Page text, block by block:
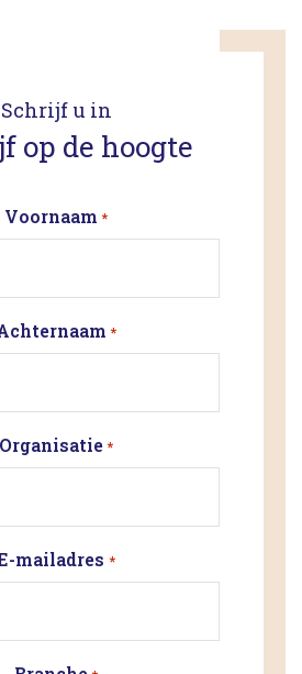
Schrijf u in
op de hoogte
Voornaam *
*
Organisatie*
mailadres *